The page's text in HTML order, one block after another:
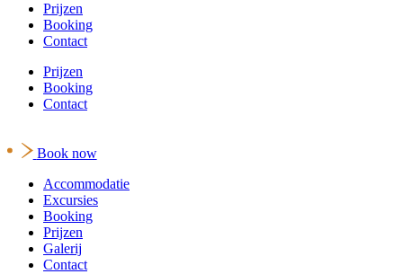
Prijzen
Booking
Contact
Prijzen
Booking
Contact
Book now
Accommodatie
Excursies
Booking
Prijzen
Galerij
Contact